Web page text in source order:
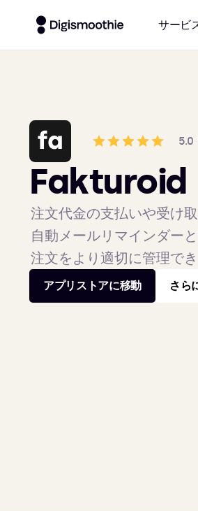
サービ
5.0
Fakturoid
注文代金の支払いや受け
自動メールリマインダー
注文をより適切に管理でき
アプリストアに移動 さら